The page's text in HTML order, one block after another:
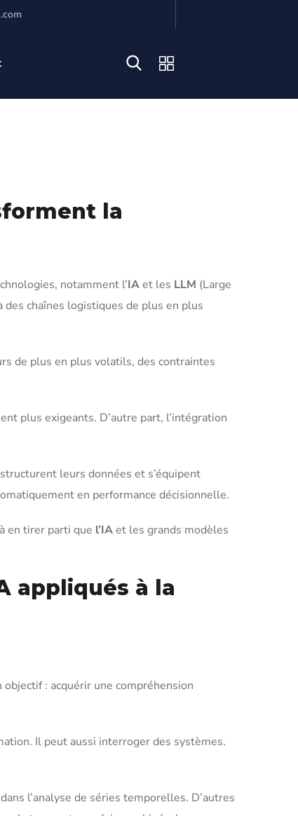
la
notamment l’IAet les LLM (Large
des chaînes logistiques de plus en plus
de plus en plus volatils, des contraintes
plus exigeants. D’autre part, l’intégration
leurs données et s’équipent
en performance décisionnelle.
en tirer parti que l’IAet les grands modèles
appliqués à la
: acquérir une compréhension
Il peut aussi interroger des systèmes.
l’analyse de séries temporelles. D’autres